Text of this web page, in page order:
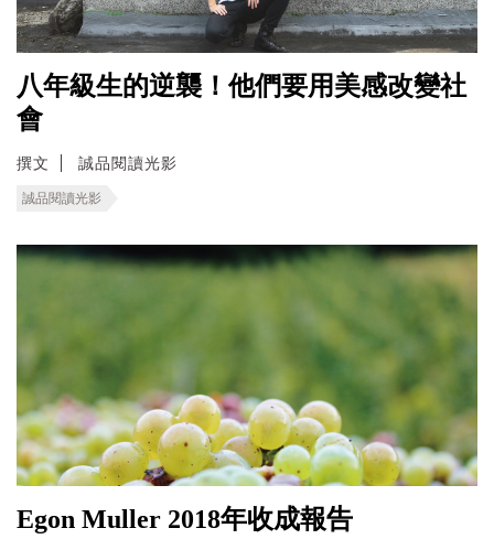
八年級生的逆襲！他們要用美感改變社
會
撰文 誠品閱讀光影
誠品閱讀光影
Egon Muller 2018年收成報告